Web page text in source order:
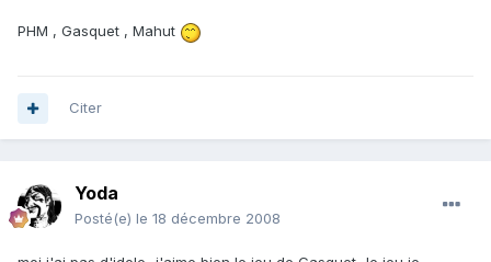
PHM , Gasquet , Mahut
Citer
Yoda
Posté(e) le 18 décembre 2008